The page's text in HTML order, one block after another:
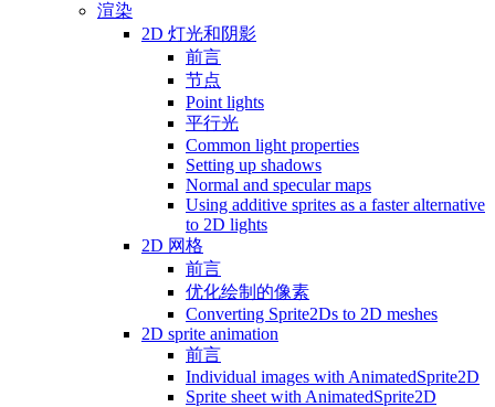
渲染
2D 灯光和阴影
前言
节点
Point lights
平行光
Common light properties
Setting up shadows
Normal and specular maps
Using additive sprites as a faster alternative
to 2D lights
2D 网格
前言
优化绘制的像素
Converting Sprite2Ds to 2D meshes
2D sprite animation
前言
Individual images with AnimatedSprite2D
Sprite sheet with AnimatedSprite2D